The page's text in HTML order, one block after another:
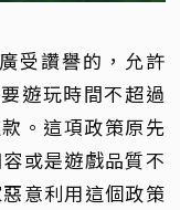
受讚譽的，允許
遊玩時間不超過
。這項政策原先
或是遊戲品質不
意利用這個政策